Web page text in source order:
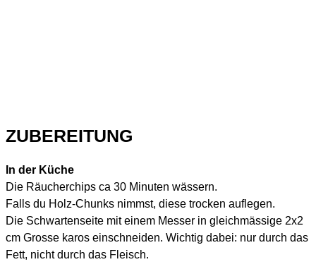
ZUBEREITUNG
In der Küche
Die Räucherchips ca 30 Minuten wässern.
Falls du Holz-Chunks nimmst, diese trocken auflegen.
Die Schwartenseite mit einem Messer in gleichmässige 2x2
cm Grosse karos einschneiden. Wichtig dabei: nur durch das
Fett, nicht durch das Fleisch.